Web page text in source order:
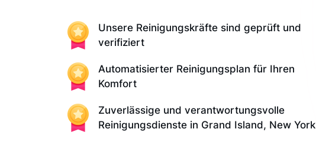
Unsere Reinigungskräfte sind geprüft und
verifiziert
Automatisierter Reinigungsplan für Ihren
Komfort
Zuverlässige und verantwortungsvolle
Reinigungsdienste in Grand Island, New York